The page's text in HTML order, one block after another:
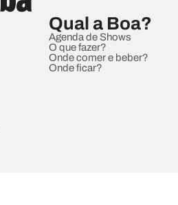
Qual a Boa?
Agenda de Shows
O que fazer?
Onde comer e beber?
Onde ficar?